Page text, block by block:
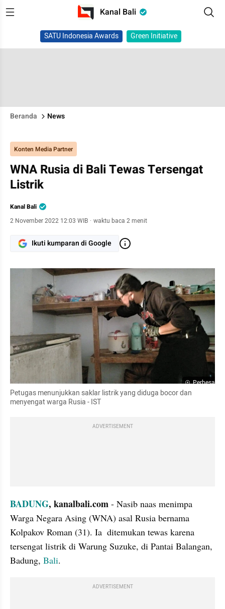
Kanal Bali
SATU Indonesia Awards Green Initiative
Beranda News
Konten Media Partner
WNA Rusia di Bali Tewas Tersengat
Listrik
Kanal Bali
2 November 2022 12:03 WIB · waktu baca 2 menit
Ikuti kumparan di Google
Perbesar
Petugas menunjukkan saklar listrik yang diduga bocor dan
menyengat warga Rusia - IST
ADVERTISEMENT
BADUNG, kanalbali.com - Nasib naas menimpa
Warga Negara Asing (WNA) asal Rusia bernama
Kolpakov Roman (31). Ia  ditemukan tewas karena
tersengat listrik di Warung Suzuke, di Pantai Balangan,
Badung, Bali.
ADVERTISEMENT